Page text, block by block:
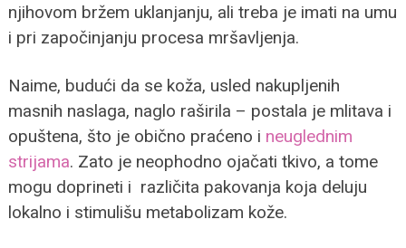
njihovom bržem uklanjanju, ali treba je imati na umu
i pri započinjanju procesa mršavljenja.
Naime, budući da se koža, usled nakupljenih
masnih naslaga, naglo raširila – postala je mlitava i
opuštena, što je obično praćeno i neuglednim
strijama. Zato je neophodno ojačati tkivo, a tome
mogu doprineti i različita pakovanja koja deluju
lokalno i stimulišu metabolizam kože.